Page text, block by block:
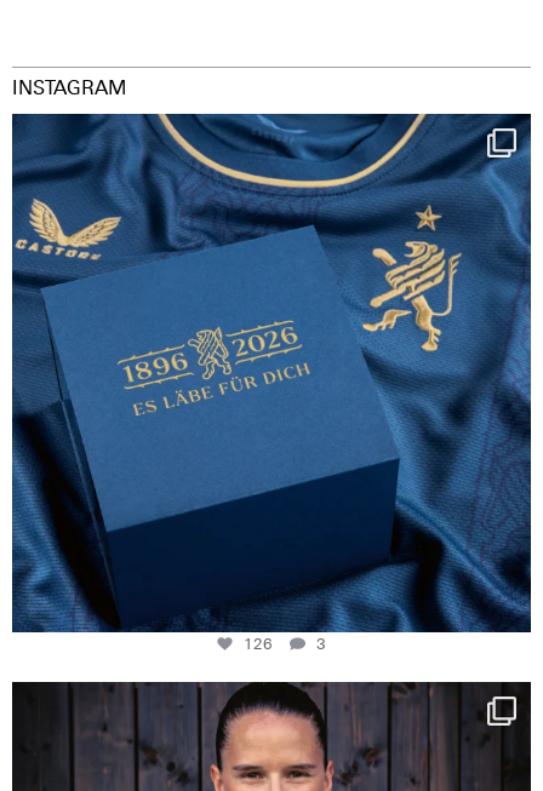
INSTAGRAM
Happy Birthday FCZ
130 years filled ...
126
3
126 3
NIE USENAND GAH
Some anniversaries
291
5